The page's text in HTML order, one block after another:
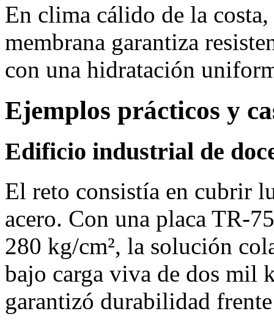
En clima cálido de la
membrana garantiza
con una hidratación
Ejemplos prácticos y
Edificio industrial de
El reto consistía en cubrir
acero. Con una placa
280 kg/cm², la solución
bajo carga viva de dos mil
garantizó durabilidad